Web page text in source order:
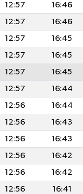
12:57 16:46
12:57 16:46
12:57 16:45
12:57 16:45
12:57 16:45
12:57 16:44
12:56 16:44
12:56 16:43
12:56 16:43
12:56 16:42
12:56 16:42
12:56 16:41